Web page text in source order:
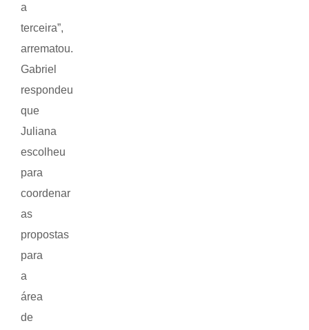
a
terceira”,
arrematou.
Gabriel
respondeu
que
Juliana
escolheu
para
coordenar
as
propostas
para
a
área
de